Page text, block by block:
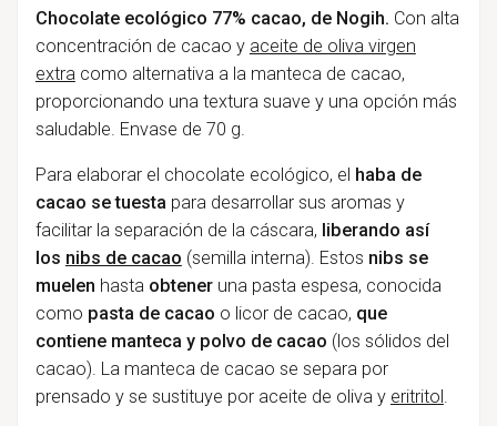
Chocolate ecológico 77% cacao, de Nogih. Con alta
concentración de cacao y aceite de oliva virgen
extracomo alternativa a la manteca de cacao,
proporcionando una textura suave y una opción más
saludable. Envase de 70 g.
Para elaborar el chocolate ecológico, el haba de
cacao se tuesta para desarrollar sus aromas y
facilitar la separación de la cáscara, liberando así
los nibs de cacao (semilla interna). Estos nibs se
muelen hasta obteneruna pasta espesa, conocida
como pasta de cacao o licor de cacao, que
contiene manteca y polvo de cacao (los sólidos del
cacao). La manteca de cacao se separa por
prensado y se sustituye por aceite de oliva y eritritol.